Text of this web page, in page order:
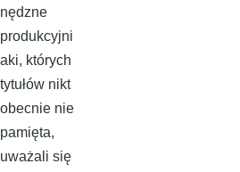
nędzne
produkcyjni
aki, których
tytułów nikt
obecnie nie
pamięta,
uważali się